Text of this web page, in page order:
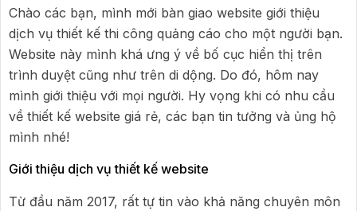
Chào các bạn, mình mới bàn giao website giới thiệu
dịch vụ thiết kế thi công quảng cáo cho một người bạn.
Website này mình khá ưng ý về bố cục hiển thị trên
trình duyệt cũng như trên di dộng. Do đó, hôm nay
mình giới thiệu với mọi người. Hy vọng khi có nhu cầu
về thiết kế website giá rẻ, các bạn tin tưởng và ủng hộ
mình nhé!
Giới thiệu dịch vụ thiết kế website
Từ đầu năm 2017, rất tự tin vào khả năng chuyên môn